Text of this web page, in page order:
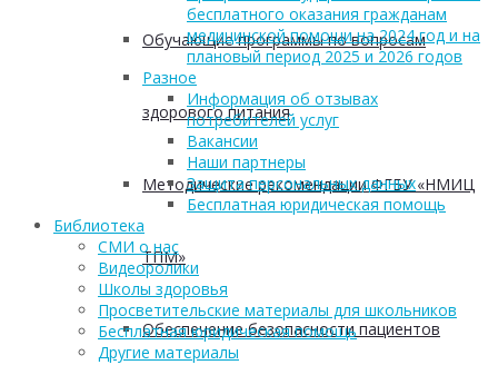
Обучающие программы по вопросам
здорового питания
Методические рекомендации ФГБУ «НМИЦ
ТПМ»
Обеспечение безопасности пациентов
бесплатного оказания гражданам
медицинской помощи на 2024 год и на
плановый период 2025 и 2026 годов
Разное
Информация об отзывах
потребителей услуг
Вакансии
Наши партнеры
Защита персональных данных
Бесплатная юридическая помощь
Библиотека
СМИ о нас
Видеоролики
Школы здоровья
Просветительские материалы для школьников
Бесплатная юридическая помощь
Другие материалы